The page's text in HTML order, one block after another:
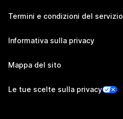
Termini e condizioni del servizio
Informativa sulla privacy
Mappa del sito
Le tue scelte sulla privacy